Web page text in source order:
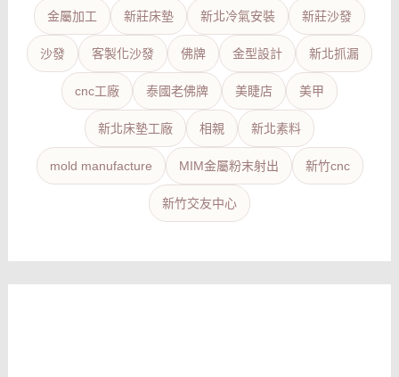
金屬加工 新莊床墊 新北冷氣安裝 新莊沙發
沙發 客製化沙發 佛牌 金型設計 新北抓漏
cnc工廠 泰國老佛牌 美睫店 美甲
新北床墊工廠 相親 新北素料
mold manufacture MIM金屬粉末射出 新竹cnc
新竹交友中心